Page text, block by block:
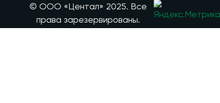
© ООО «Центал» 2025. Все
права зарезервированы.